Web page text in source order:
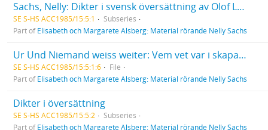
Sachs, Nelly: Dikter i svensk översättning av Olof Lagercrantz
SE S-HS ACC1985/15:5:1
Subseries
Part ofElisabeth och Margarete Alsberg: Material rörande Nelly Sachs
Ur Und Niemand weiss weiter: Vem vet var i skaparens härlighetsordning. / Wer weiss, wo die Sterne stehn.
SE S-HS ACC1985/15:5:1:6
File
Part ofElisabeth och Margarete Alsberg: Material rörande Nelly Sachs
Dikter i översättning
SE S-HS ACC1985/15:5:2
Subseries
Part ofElisabeth och Margarete Alsberg: Material rörande Nelly Sachs